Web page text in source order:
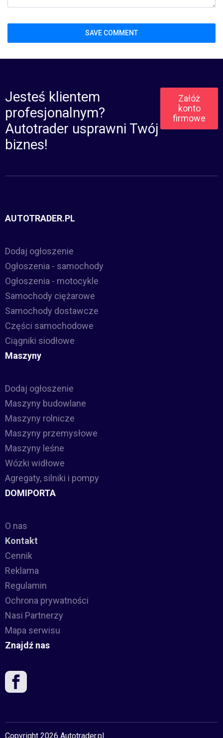
Jesteś klientem
profesjonalnym?
Autotrader usprawni Twój
biznes!
Załóż
konto
firmowe
AUTOTRADER.PL
Dodaj ogłoszenie
Ogłoszenia - samochody
Ogłoszenia - motocykle
Samochody ciężarowe
Samochody dostawcze
Części samochodowe
Ciągniki siodłowe
Maszyny
Dodaj ogłoszenie
Maszyny budowlane
Maszyny rolnicze
Maszyny przemysłowe
Maszyny leśne
Wózki widłowe
Agregaty, silniki i pompy
DOMIPORTA
O nas
Kontakt
Cennik
Reklama
Regulamin
Ochrona prywatności
Nasi Partnerzy
Mapa serwisu
Znajdź nas
Copyright 2026 Autotrader.pl